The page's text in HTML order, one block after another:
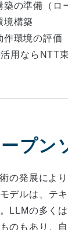
築の準備（ロ
境構築
作環境の評価
用ならNTT
プン
の発展によ
デルは、テ
LLMの多く
のもあり、